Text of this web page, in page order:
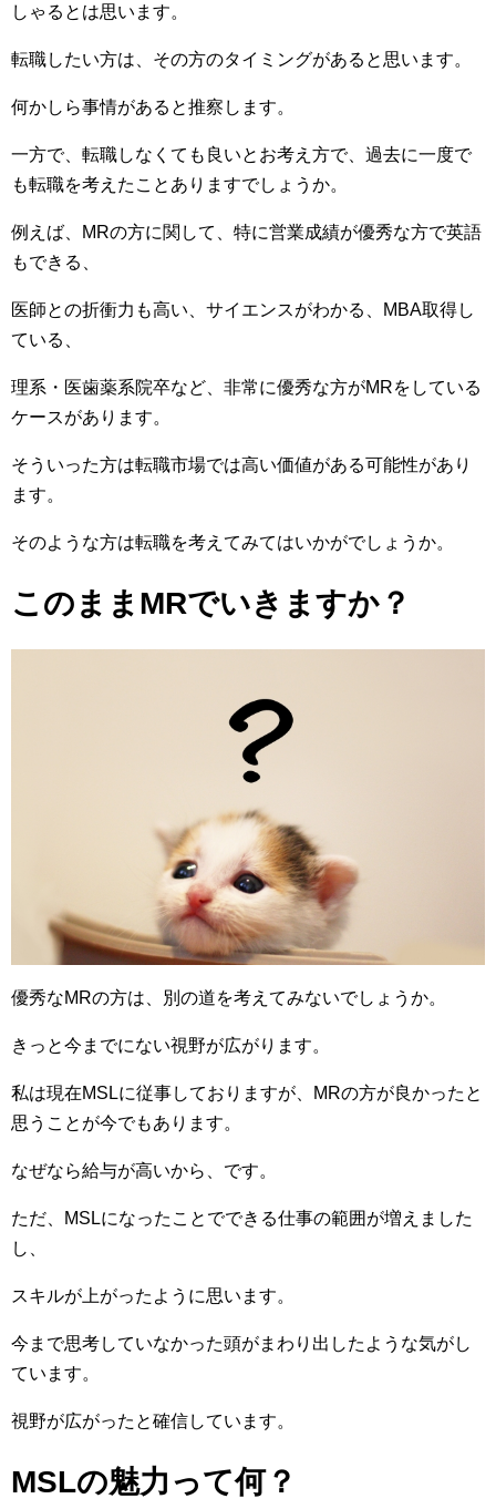
しゃるとは思います。
転職したい方は、その方のタイミングがあると思います。
何かしら事情があると推察します。
一方で、転職しなくても良いとお考え方で、過去に一度で
も転職を考えたことありますでしょうか。
例えば、MRの方に関して、特に営業成績が優秀な方で英語
もできる、
医師との折衝力も高い、サイエンスがわかる、MBA取得し
ている、
理系・医歯薬系院卒など、非常に優秀な方がMRをしている
ケースがあります。
そういった方は転職市場では高い価値がある可能性があり
ます。
そのような方は転職を考えてみてはいかがでしょうか。
このままMRでいきますか？
優秀なMRの方は、別の道を考えてみないでしょうか。
きっと今までにない視野が広がります。
私は現在MSLに従事しておりますが、MRの方が良かったと
思うことが今でもあります。
なぜなら給与が高いから、です。
ただ、MSLになったことでできる仕事の範囲が増えました
し、
スキルが上がったように思います。
今まで思考していなかった頭がまわり出したような気がし
ています。
視野が広がったと確信しています。
MSLの魅力って何？